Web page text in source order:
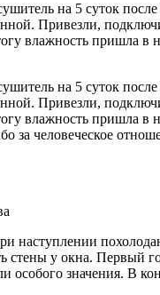
на 5 суток
Привезли,
влажность пришла в
на 5 суток
Привезли,
влажность пришла в
за человеческое
наступлении
стены у окна. Первый
особого значения. В